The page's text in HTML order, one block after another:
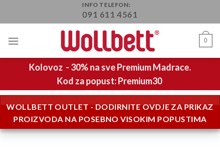
INFO TELEFON:
091 611 4561
0
Kolovoz - 30% na sve Premium Madrace.
Kod za popust: Premium30
WOLLBETT OUTLET - DODIRNITE OVDJE ZA PRIKAZ
PROIZVODA NA POSEBNO VISOKIM POPUSTIMA